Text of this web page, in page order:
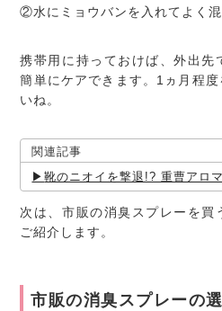
②水にミョウバンを入れてよく混
携帯用に持っておけば、外出先
簡単にケアできます。1ヵ月程
いね。
関連記事
靴のニオイを撃退!? 重曹アロ
次は、市販の消臭スプレーを買
ご紹介します。
市販の消臭スプレーの